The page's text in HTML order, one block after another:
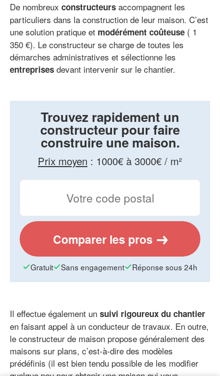
De nombreux constructeurs accompagnent les
particuliers dans la construction de leur maison. C’est
une solution pratique et modérément coûteuse ( 1
350 €). Le constructeur se charge de toutes les
démarches administratives et sélectionne les
entreprises devant intervenir sur le chantier.
Trouvez rapidement un
constructeur pour faire
construire une maison.
Prix moyen : 1000€ à 3000€ / m²
Comparer les pros
Gratuit Sans engagement Réponse sous 24h
Il effectue également un suivi rigoureux du chantier
en faisant appel à un conducteur de travaux. En outre,
le constructeur de maison propose généralement des
maisons sur plans, c’est-à-dire des modèles
prédéfinis (il est bien tendu possible de les modifier